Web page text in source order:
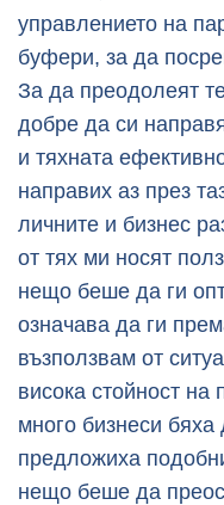
управлението на
буфери, за да
За да преодолеят
добре да си
и тяхната
направих аз през
личните и бизнес
от тях ми носят
нещо беше да ги
означава да ги
възползвам от
висока стойност на
много бизнеси бяха
предложиха
нещо беше да